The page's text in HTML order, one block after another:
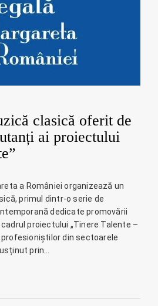
clasică oferit de
ai proiectului
a României organizează un
primul dintr-o serie de
dedicate promovării
proiectului „Tinere Talente –
din sectoarele
prin…